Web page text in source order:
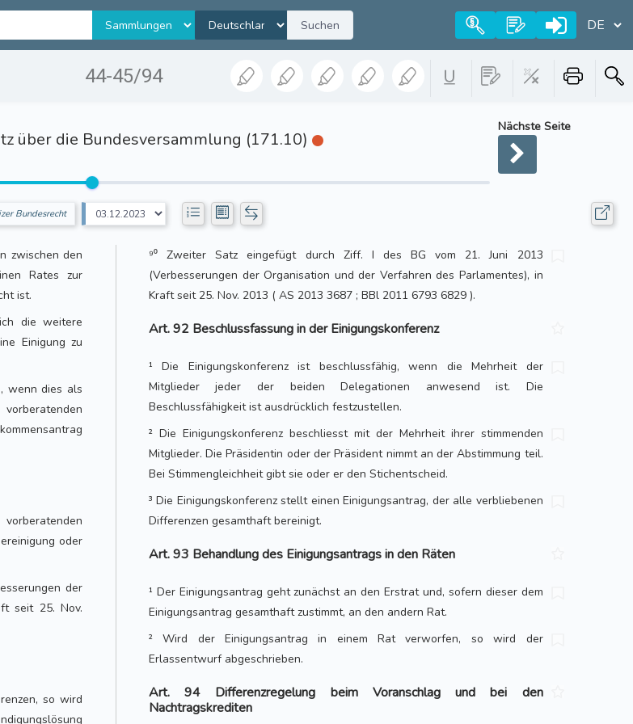
Suchen
44-45/94
über die Bundesversammlung (171.10)
Nächste Seite
Bundesrecht
zwischen den
Rates zur
ist.
die weitere
Einigung zu
wenn dies als
oder
der
seit 25. Nov.
so wird
⁹⁰ Zweiter Satz eingefügt durch Ziff. I des BG vom 21. Juni 2013
(Verbesserungen der Organisation und der Verfahren des Parlamentes), in
Kraft seit 25. Nov. 2013 ( AS 2013 3687 ; BBl 2011 6793 6829 ).
Art. 92 Beschlussfassung in der Einigungskonferenz
¹ Die Einigungskonferenz ist beschlussfähig, wenn die Mehrheit der
Mitglieder jeder der beiden Delegationen anwesend ist. Die
Beschlussfähigkeit ist ausdrücklich festzustellen.
² Die Einigungskonferenz beschliesst mit der Mehrheit ihrer stimmenden
Mitglieder. Die Präsidentin oder der Präsident nimmt an der Abstimmung teil.
Bei Stimmengleichheit gibt sie oder er den Stichentscheid.
³ Die Einigungskonferenz stellt einen Einigungsantrag, der alle verbliebenen
Differenzen gesamthaft bereinigt.
Art. 93 Behandlung des Einigungsantrags in den Räten
¹ Der Einigungsantrag geht zunächst an den Erstrat und, sofern dieser dem
Einigungsantrag gesamthaft zustimmt, an den andern Rat.
² Wird der Einigungsantrag in einem Rat verworfen, so wird der
Erlassentwurf abgeschrieben.
Art. 94 Differenzregelung beim Voranschlag und bei den
Nachtragskrediten